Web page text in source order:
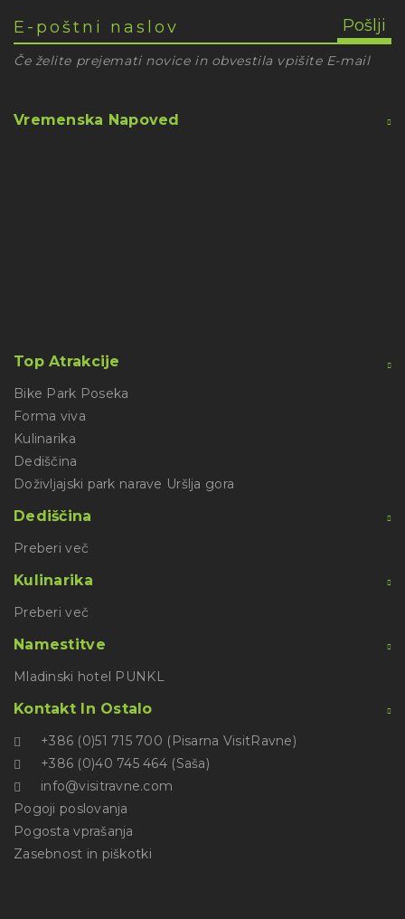
Če želite prejemati novice in obvestila vpišite E-mail
Vremenska Napoved
Top Atrakcije
Bike Park Poseka
Forma viva
Kulinarika
Dediščina
Doživljajski park narave Uršlja gora
Dediščina
Preberi več
Kulinarika
Preberi več
Namestitve
Mladinski hotel PUNKL
Kontakt In Ostalo
+386 (0)51 715 700 (Pisarna VisitRavne)
+386 (0)40 745 464 (Saša)
info@visitravne.com
Pogoji poslovanja
Pogosta vprašanja
Zasebnost in piškotki